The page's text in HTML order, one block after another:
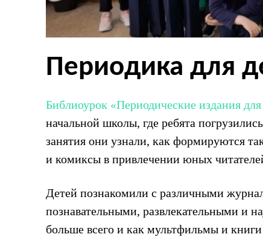
Периодика для
Библиоурок «Периодические издания для
начальной школы, где ребята
занятия они узнали, как формируются
и комиксы в привлечении юных
Детей познакомили с различными
познавательными, развлекательными и
больше всего и как мультфильмы и